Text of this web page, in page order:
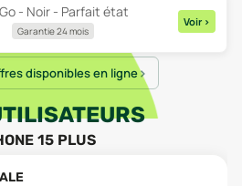
- Noir - Parfait état
Garantie 24 mois
Voir >
disponibles en ligne
15 PLUS